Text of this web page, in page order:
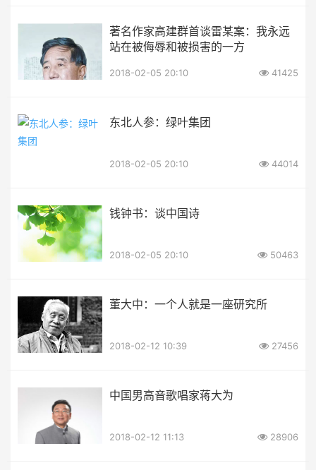
著名作家高建群首谈雷某案：我永远
站在被侮辱和被损害的一方
2018-02-05 20:10 41425
东北人参：绿叶集团
2018-02-05 20:10 44014
钱钟书：谈中国诗
2018-02-05 20:10 50463
董大中：一个人就是一座研究所
2018-02-12 10:39 27456
中国男高音歌唱家蒋大为
2018-02-12 11:13 28906